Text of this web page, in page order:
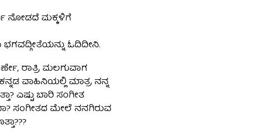
ನೋಡದೆ ಮಕ್ಕಳಿಗೆ
ಓದಿದೀನಿ‌.
ರಾತ್ರಿ ಮಲಗುವಾಗ
ವಾಹಿನಿಯಲ್ಲಿ ಮಾತ್ರ ನನ್ನ
ಎಷ್ಟು ಬಾರಿ ಸಂಗೀತ
ಸಂಗೀತದ ಮೇಲೆ ನನಗಿರುವ